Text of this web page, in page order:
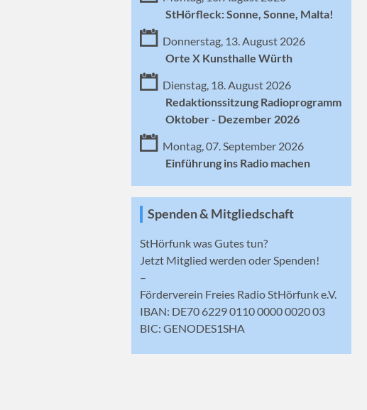
StHörfleck: Sonne, Sonne, Malta!
Donnerstag, 13. August 2026
Orte X Kunsthalle Würth
Dienstag, 18. August 2026
Redaktionssitzung Radioprogramm
Oktober - Dezember 2026
Montag, 07. September 2026
Einführung ins Radio machen
Spenden & Mitgliedschaft
StHörfunk was Gutes tun?
Jetzt Mitglied werden oder Spenden!
–
Förderverein Freies Radio StHörfunk e.V.
IBAN: DE70 6229 0110 0000 0020 03
BIC: GENODES1SHA